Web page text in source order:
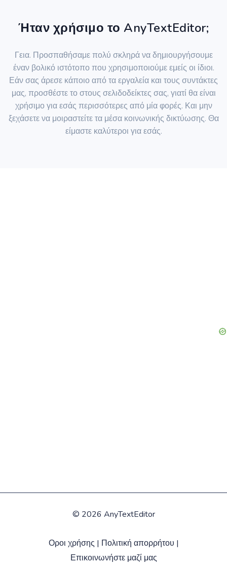
Ήταν χρήσιμο το AnyTextEditor;
Γεια. Προσπαθήσαμε πολύ σκληρά να δημιουργήσουμε
έναν βολικό ιστότοπο που χρησιμοποιούμε εμείς οι ίδιοι.
Εάν σας άρεσε κάποιο από τα εργαλεία και τους συντάκτες
μας, προσθέστε το στους σελιδοδείκτες σας, γιατί θα είναι
χρήσιμο για εσάς περισσότερες από μία φορές. Και μην
ξεχάσετε να μοιραστείτε τα μέσα κοινωνικής δικτύωσης. Θα
είμαστε καλύτεροι για εσάς.
© 2026 AnyTextEditor
Οροι χρήσης | Πολιτική απορρήτου |
Επικοινωνήστε μαζί μας